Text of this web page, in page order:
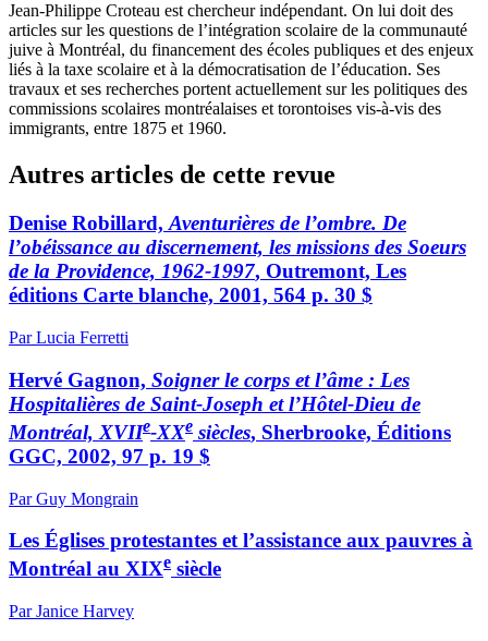
Jean-Philippe Croteau est chercheur indépendant. On lui doit des
articles sur les questions de l’intégration scolaire de la communauté
juive à Montréal, du financement des écoles publiques et des enjeux
liés à la taxe scolaire et à la démocratisation de l’éducation. Ses
travaux et ses recherches portent actuellement sur les politiques des
commissions scolaires montréalaises et torontoises vis-à-vis des
immigrants, entre 1875 et 1960.
Autres articles de cette revue
Denise Robillard,Aventurières de l’ombre. De
l’obéissance au discernement, les missions des Soeurs
de la Providence, 1962-1997, Outremont, Les
éditions Carte blanche, 2001, 564 p. 30 $
Par Lucia Ferretti
Hervé Gagnon, Soigner le corps et l’âme : Les
Hospitalières de Saint-Joseph et l’Hôtel-Dieu de
Montréal, XVIIe-XXe siècles, Sherbrooke, Éditions
GGC, 2002, 97 p. 19 $
Par Guy Mongrain
Les Églises protestantes et l’assistance aux pauvres à
Montréal au XIXe siècle
Par Janice Harvey